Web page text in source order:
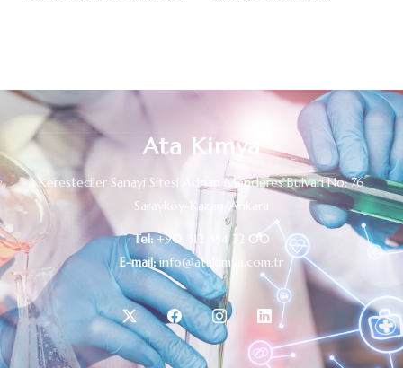
Ata Kimya
Keresteciler Sanayi Sitesi Adnan Menderes Bulvarı No: 76
Sarayköy-Kazan/Ankara
Tel: +90 312 354 72 00
E-mail: info@atakimya.com.tr